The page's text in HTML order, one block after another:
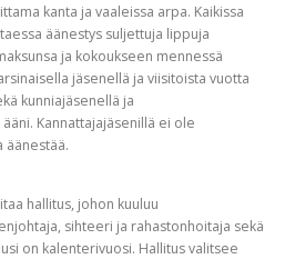
kanta ja vaaleissa arpa. Kaikissa
äänestys suljettuja lippuja
ja kokoukseen mennessä
jäsenellä ja viisitoista vuotta
kunniajäsenellä ja
Kannattajajäsenillä ei ole
äänestää.
hallitus, johon kuuluu
sihteeri ja rahastonhoitaja sekä
on kalenterivuosi. Hallitus valitsee